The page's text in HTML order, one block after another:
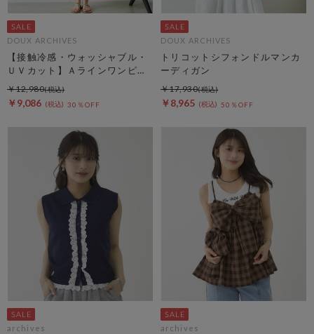
DOUX ARCHIVES
【接触冷感・ウォッシャブル・
ＵＶカット】Ａラインワンピー
ス
￥9,086 30％OFF
￥12,980
DOUX ARCHIVES
トリコットシフォンドルマンカ
ーディガン
￥8,965 50％OFF
￥17,930
archives archives